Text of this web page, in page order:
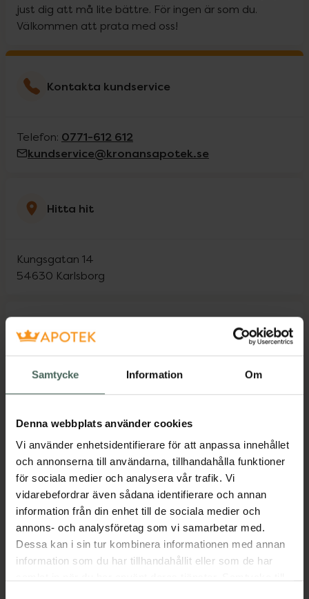
Samtycke Information Om
Denna webbplats använder cookies
Vi använder enhetsidentifierare för att anpassa innehållet
och annonserna till användarna, tillhandahålla funktioner
för sociala medier och analysera vår trafik. Vi
vidarebefordrar även sådana identifierare och annan
information från din enhet till de sociala medier och
annons- och analysföretag som vi samarbetar med.
Dessa kan i sin tur kombinera informationen med annan
information som du har tillhandahållit eller som de har
just dig att må lite bättre. För ingen är som du.
Välkommen att prata med oss!
Kontakta kundservice
Telefon: 0771-612 612
kundservice@kronansapotek.se
Hitta hit
Kungsgatan 14
54630 Karlsborg
Öppettider idag
Stängt
Tisdag 09:00-18:00
Onsdag 09:00-18:00
Torsdag 09:00 -18:00
Fredag 09:00-18:00
Lördag Stängt